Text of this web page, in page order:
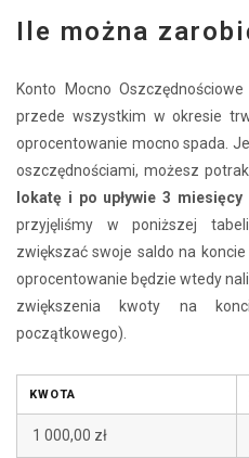
Ile można
Konto Mocno
przede wszystkim w okresie
oprocentowanie mocno spada.
oszczędnościami, możesz
lokatę i po upływie 3
przyjęliśmy w poniższej
zwiększać swoje saldo na
oprocentowanie będzie wtedy
zwiększenia kwoty na
początkowego).
KWOTA
1 000,00 zł